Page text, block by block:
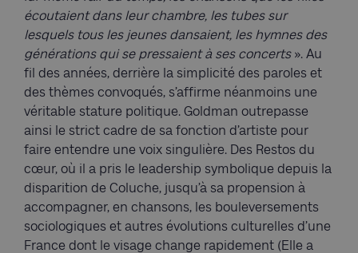
écoutaient dans leur chambre, les tubes sur
lesquels tous les jeunes dansaient, les hymnes des
générations qui se pressaient à ses concerts ». Au
fil des années, derrière la simplicité des paroles et
des thèmes convoqués, s’affirme néanmoins une
véritable stature politique. Goldman outrepasse
ainsi le strict cadre de sa fonction d’artiste pour
faire entendre une voix singulière. Des Restos du
cœur, où il a pris le leadership symbolique depuis la
disparition de Coluche, jusqu’à sa propension à
accompagner, en chansons, les bouleversements
sociologiques et autres évolutions culturelles d’une
France dont le visage change rapidement (Elle a